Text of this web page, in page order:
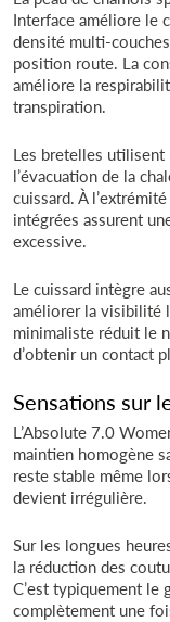
Interface améliore le
densité multi-
position route. La
améliore la
transpiration.
Les bretelles
l’évacuation de la
cuissard. À
intégrées assurent
excessive.
Le cuissard intègre
améliorer la visibilité
minimaliste réduit le
d’obtenir un contact
Sensations sur
L’Absolute 7.0
maintien homogène
reste stable même
devient irrégulière.
Sur les longues
la réduction des
C’est typiquement le
complètement une